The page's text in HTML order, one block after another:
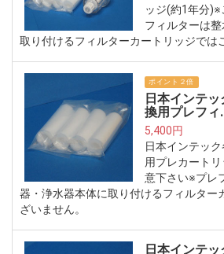
ッジ(約1年分
フィルターは
取り付けるフィルターカートリッジでは
ポイント２倍
日本インテ
換用プレフィ
5,400円
日本インテッ
用プレカート
意下さい※プレ
器・浄水器本体に取り付けるフィルター
ざいません。
日本インテ